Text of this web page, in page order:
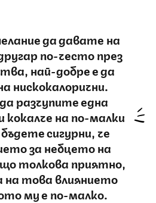
да давате на
по-често през
най-добре е да
нискокалорични.
разчупите една
кокалче на по-малки
сигурни, че
за небцето на
толкова приятно,
на това влиянието
му е по-малко.